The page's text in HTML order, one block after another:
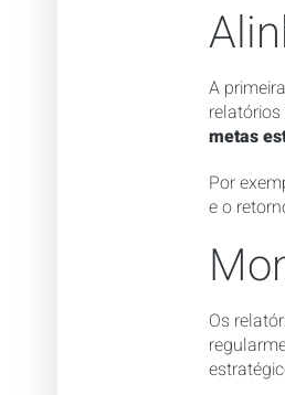
A
metas
Por
e o
Os